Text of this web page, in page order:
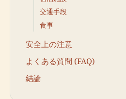
交通手段
食事
安全上の注意
よくある質問 (FAQ)
結論